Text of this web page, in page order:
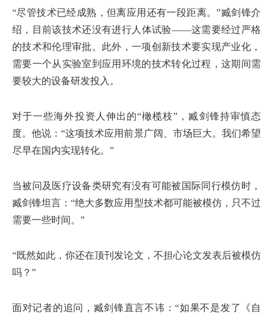
“尽管技术已经成熟，但离应用还有一段距离。”臧剑锋介
绍，目前该技术还没有进行人体试验——这需要经过严格
的技术和伦理审批。此外，一项创新技术要实现产业化，
需要一个从实验室到应用环境的技术转化过程，这期间需
要较大的设备研发投入。
对于一些海外投资人伸出的“橄榄枝”，臧剑锋持审慎态
度。他说：“这项技术应用前景广阔、市场巨大。我们希望
尽早在国内实现转化。”
当被问及医疗设备类研究有没有可能被国际同行模仿时，
臧剑锋坦言：“绝大多数应用型技术都可能被模仿，只不过
需要一些时间。”
“既然如此，你还在顶刊发论文，不担心论文发表后被模仿
吗？”
面对记者的追问，臧剑锋直言不讳：“如果不是发了《自